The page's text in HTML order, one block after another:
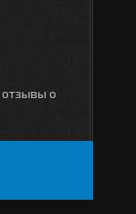
отзывы о